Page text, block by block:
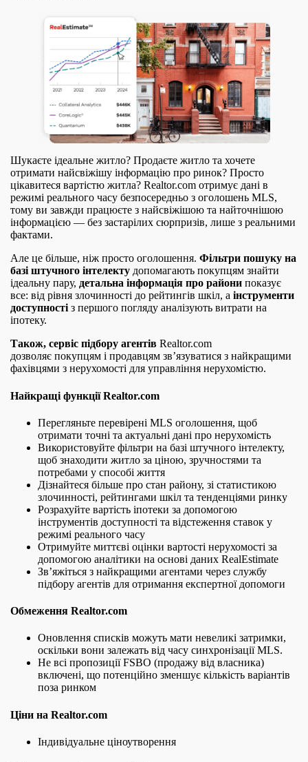
Шукаєте ідеальне житло? Продаєте житло та хочете
отримати найсвіжішу інформацію про ринок? Просто
цікавитеся вартістю житла? Realtor.com отримує дані в
режимі реального часу безпосередньо з оголошень MLS,
тому ви завжди працюєте з найсвіжішою та найточнішою
інформацією — без застарілих сюрпризів, лише з реальними
фактами.
Але це більше, ніж просто оголошення. Фільтри пошуку на
базі штучного інтелекту допомагають покупцям знайти
ідеальну пару, детальна інформація про райони показує
все: від рівня злочинності до рейтингів шкіл, а інструменти
доступності з першого погляду аналізують витрати на
іпотеку.
Також, сервіс підбору агентів Realtor.com
дозволяє покупцям і продавцям зв’язуватися з найкращими
фахівцями з нерухомості для управління нерухомістю.
Найкращі функції Realtor.com
Перегляньте перевірені MLS оголошення, щоб
отримати точні та актуальні дані про нерухомість
Використовуйте фільтри на базі штучного інтелекту,
щоб знаходити житло за ціною, зручностями та
потребами у способі життя
Дізнайтеся більше про стан району, зі статистикою
злочинності, рейтингами шкіл та тенденціями ринку
Розрахуйте вартість іпотеки за допомогою
інструментів доступності та відстеження ставок у
режимі реального часу
Отримуйте миттєві оцінки вартості нерухомості за
допомогою аналітики на основі даних RealEstimate
Зв’яжіться з найкращими агентами через службу
підбору агентів для отримання експертної допомоги
Обмеження Realtor.com
Оновлення списків можуть мати невеликі затримки,
оскільки вони залежать від часу синхронізації MLS.
Не всі пропозиції FSBO (продажу від власника)
включені, що потенційно зменшує кількість варіантів
поза ринком
Ціни на Realtor.com
Індивідуальне ціноутворення